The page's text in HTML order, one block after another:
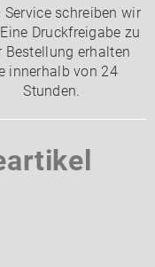
Service schreiben wir
Druckfreigabe zu
Bestellung erhalten
innerhalb von 24
Stunden.